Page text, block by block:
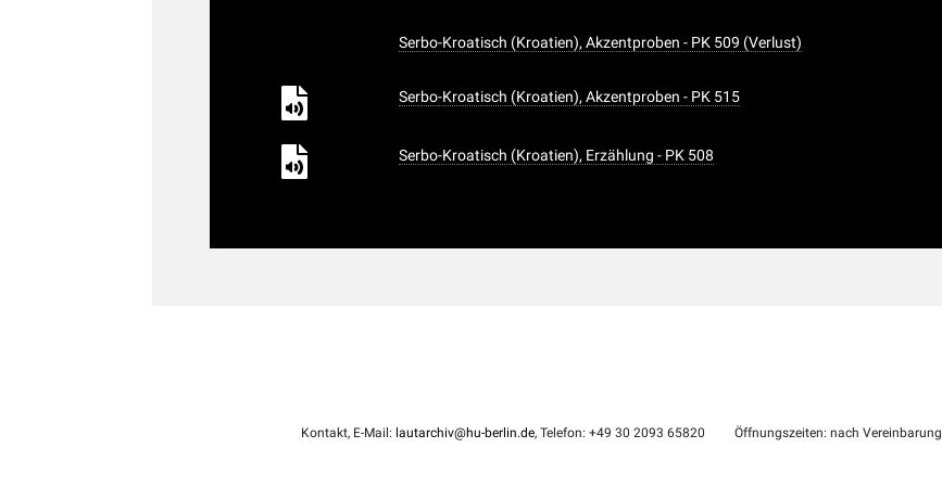
Serbo-Kroatisch (Kroatien), Akzentproben - PK 509 (Verlust)
Serbo-Kroatisch (Kroatien), Akzentproben - PK 515
Serbo-Kroatisch (Kroatien), Erzählung - PK 508
Kontakt, E-Mail: lautarchiv@hu-berlin.de, Telefon: +49 30 2093 65820 Öffnungszeiten: nach Vereinbarung